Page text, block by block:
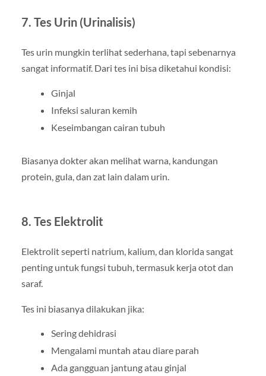
7. Tes Urin (Urinalisis)
Tes urin mungkin terlihat sederhana, tapi sebenarnya
sangat informatif. Dari tes ini bisa diketahui kondisi:
Ginjal
Infeksi saluran kemih
Keseimbangan cairan tubuh
Biasanya dokter akan melihat warna, kandungan
protein, gula, dan zat lain dalam urin.
8. Tes Elektrolit
Elektrolit seperti natrium, kalium, dan klorida sangat
penting untuk fungsi tubuh, termasuk kerja otot dan
saraf.
Tes ini biasanya dilakukan jika:
Sering dehidrasi
Mengalami muntah atau diare parah
Ada gangguan jantung atau ginjal